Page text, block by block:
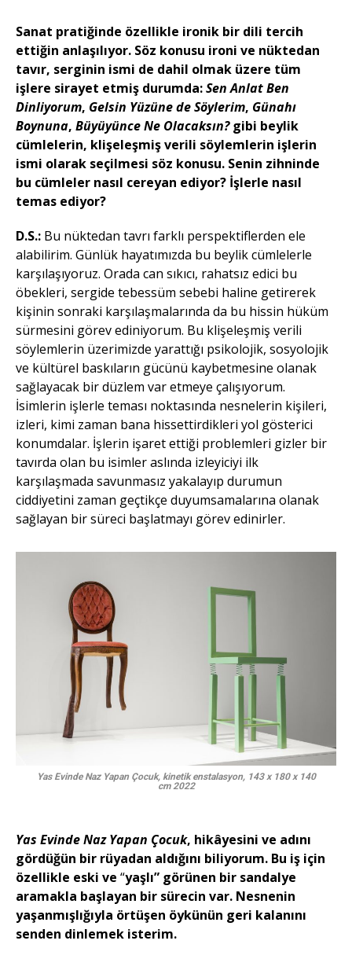
Sanat pratiğinde özellikle ironik bir dili tercih
ettiğin anlaşılıyor. Söz konusu ironi ve nüktedan
tavır, serginin ismi de dahil olmak üzere tüm
işlere sirayet etmiş durumda:Sen Anlat Ben
Dinliyorum, Gelsin Yüzüne de Söylerim, Günahı
Boynuna, Büyüyünce Ne Olacaksın?gibi beylik
cümlelerin, klişeleşmiş verili söylemlerin işlerin
ismi olarak seçilmesi söz konusu. Senin zihninde
bu cümleler nasıl cereyan ediyor? İşlerle nasıl
temas ediyor?
D.S.: Bu nüktedan tavrı farklı perspektiflerden ele
alabilirim. Günlük hayatımızda bu beylik cümlelerle
karşılaşıyoruz. Orada can sıkıcı, rahatsız edici bu
öbekleri, sergide tebessüm sebebi haline getirerek
kişinin sonraki karşılaşmalarında da bu hissin hüküm
sürmesini görev ediniyorum. Bu klişeleşmiş verili
söylemlerin üzerimizde yarattığı psikolojik, sosyolojik
ve kültürel baskıların gücünü kaybetmesine olanak
sağlayacak bir düzlem var etmeye çalışıyorum.
İsimlerin işlerle teması noktasında nesnelerin kişileri,
izleri, kimi zaman bana hissettirdikleri yol gösterici
konumdalar. İşlerin işaret ettiği problemleri gizler bir
tavırda olan bu isimler aslında izleyiciyi ilk
karşılaşmada savunmasız yakalayıp durumun
ciddiyetini zaman geçtikçe duyumsamalarına olanak
sağlayan bir süreci başlatmayı görev edinirler.
Yas Evinde Naz Yapan Çocuk, kinetik enstalasyon, 143 x 180 x 140
cm 2022
Yas Evinde Naz Yapan Çocuk, hikâyesini ve adını
gördüğün bir rüyadan aldığını biliyorum. Bu iş için
özellikle eski ve “yaşlı” görünen bir sandalye
aramakla başlayan bir sürecin var. Nesnenin
yaşanmışlığıyla örtüşen öykünün geri kalanını
senden dinlemek isterim.